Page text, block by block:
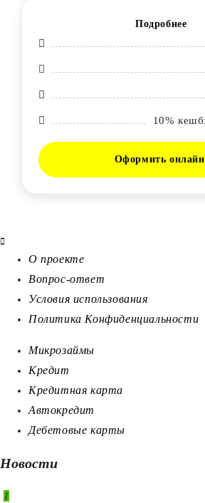
Подробнее
Оформить онлайн
О проекте
Вопрос-ответ
Условия использования
Политика Конфиденциальности
Микрозаймы
Кредит
Кредитная карта
Автокредит
Дебетовые карты
Новости
1